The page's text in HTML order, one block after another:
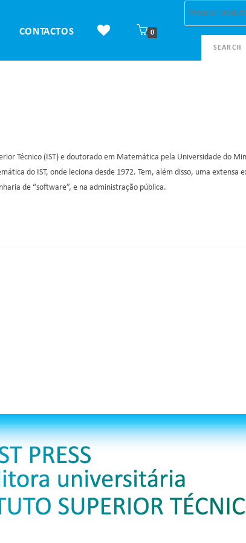
CONTACTOS 0
SEARCH
Técnico (IST) e doutorado em Matemática pela Universidade do
do IST, onde leciona desde 1972. Tem, além disso, uma extensa
de “software”, e na administração pública.